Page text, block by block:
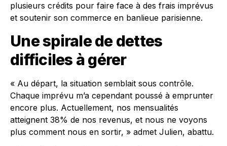
plusieurs crédits pour faire face à des frais imprévus
et soutenir son commerce en banlieue parisienne.
Une spirale de dettes
difficiles à gérer
« Au départ, la situation semblait sous contrôle.
Chaque imprévu m’a cependant poussé à emprunter
encore plus. Actuellement, nos mensualités
atteignent 38% de nos revenus, et nous ne voyons
plus comment nous en sortir, » admet Julien, abattu.